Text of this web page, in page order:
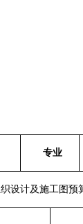
专业
设计及施工图预